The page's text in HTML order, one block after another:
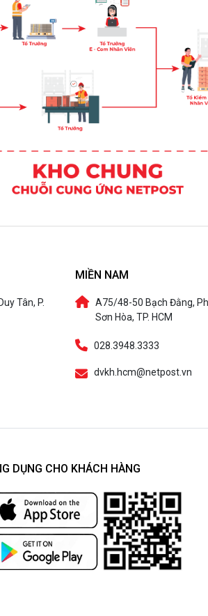
Tân, P.
MIỀN NAM
A75/48-50 Bạch Đằng,
Sơn Hòa, TP. HCM
028.3948.3333
dvkh.hcm@netpost.vn
DỤNG CHO KHÁCH HÀNG